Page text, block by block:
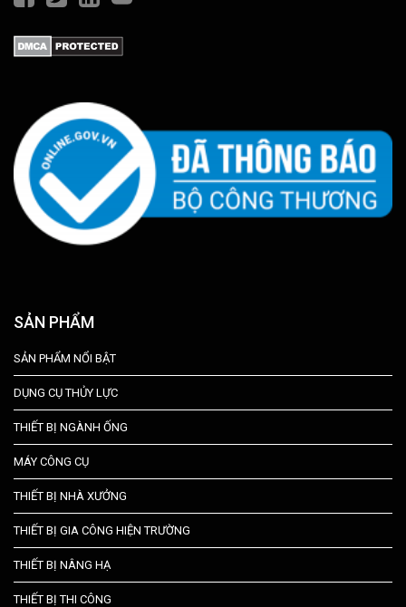
SẢN PHẨM
SẢN PHẨM NỔI BẬT
DỤNG CỤ THỦY LỰC
THIẾT BỊ NGÀNH ỐNG
MÁY CÔNG CỤ
THIẾT BỊ NHÀ XƯỞNG
THIẾT BỊ GIA CÔNG HIỆN TRƯỜNG
THIẾT BỊ NÂNG HẠ
THIẾT BỊ THI CÔNG